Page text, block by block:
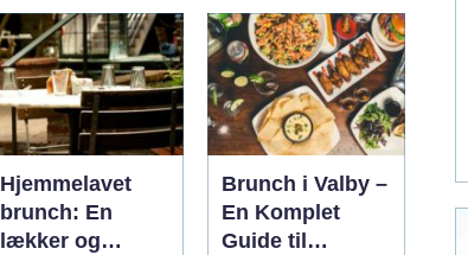
morgenmadslæ
kkerier med
frokostfavoritter
Hjemmelavet
brunch: En
lækker og
Brunch i Valby –
En Komplet
Guide til